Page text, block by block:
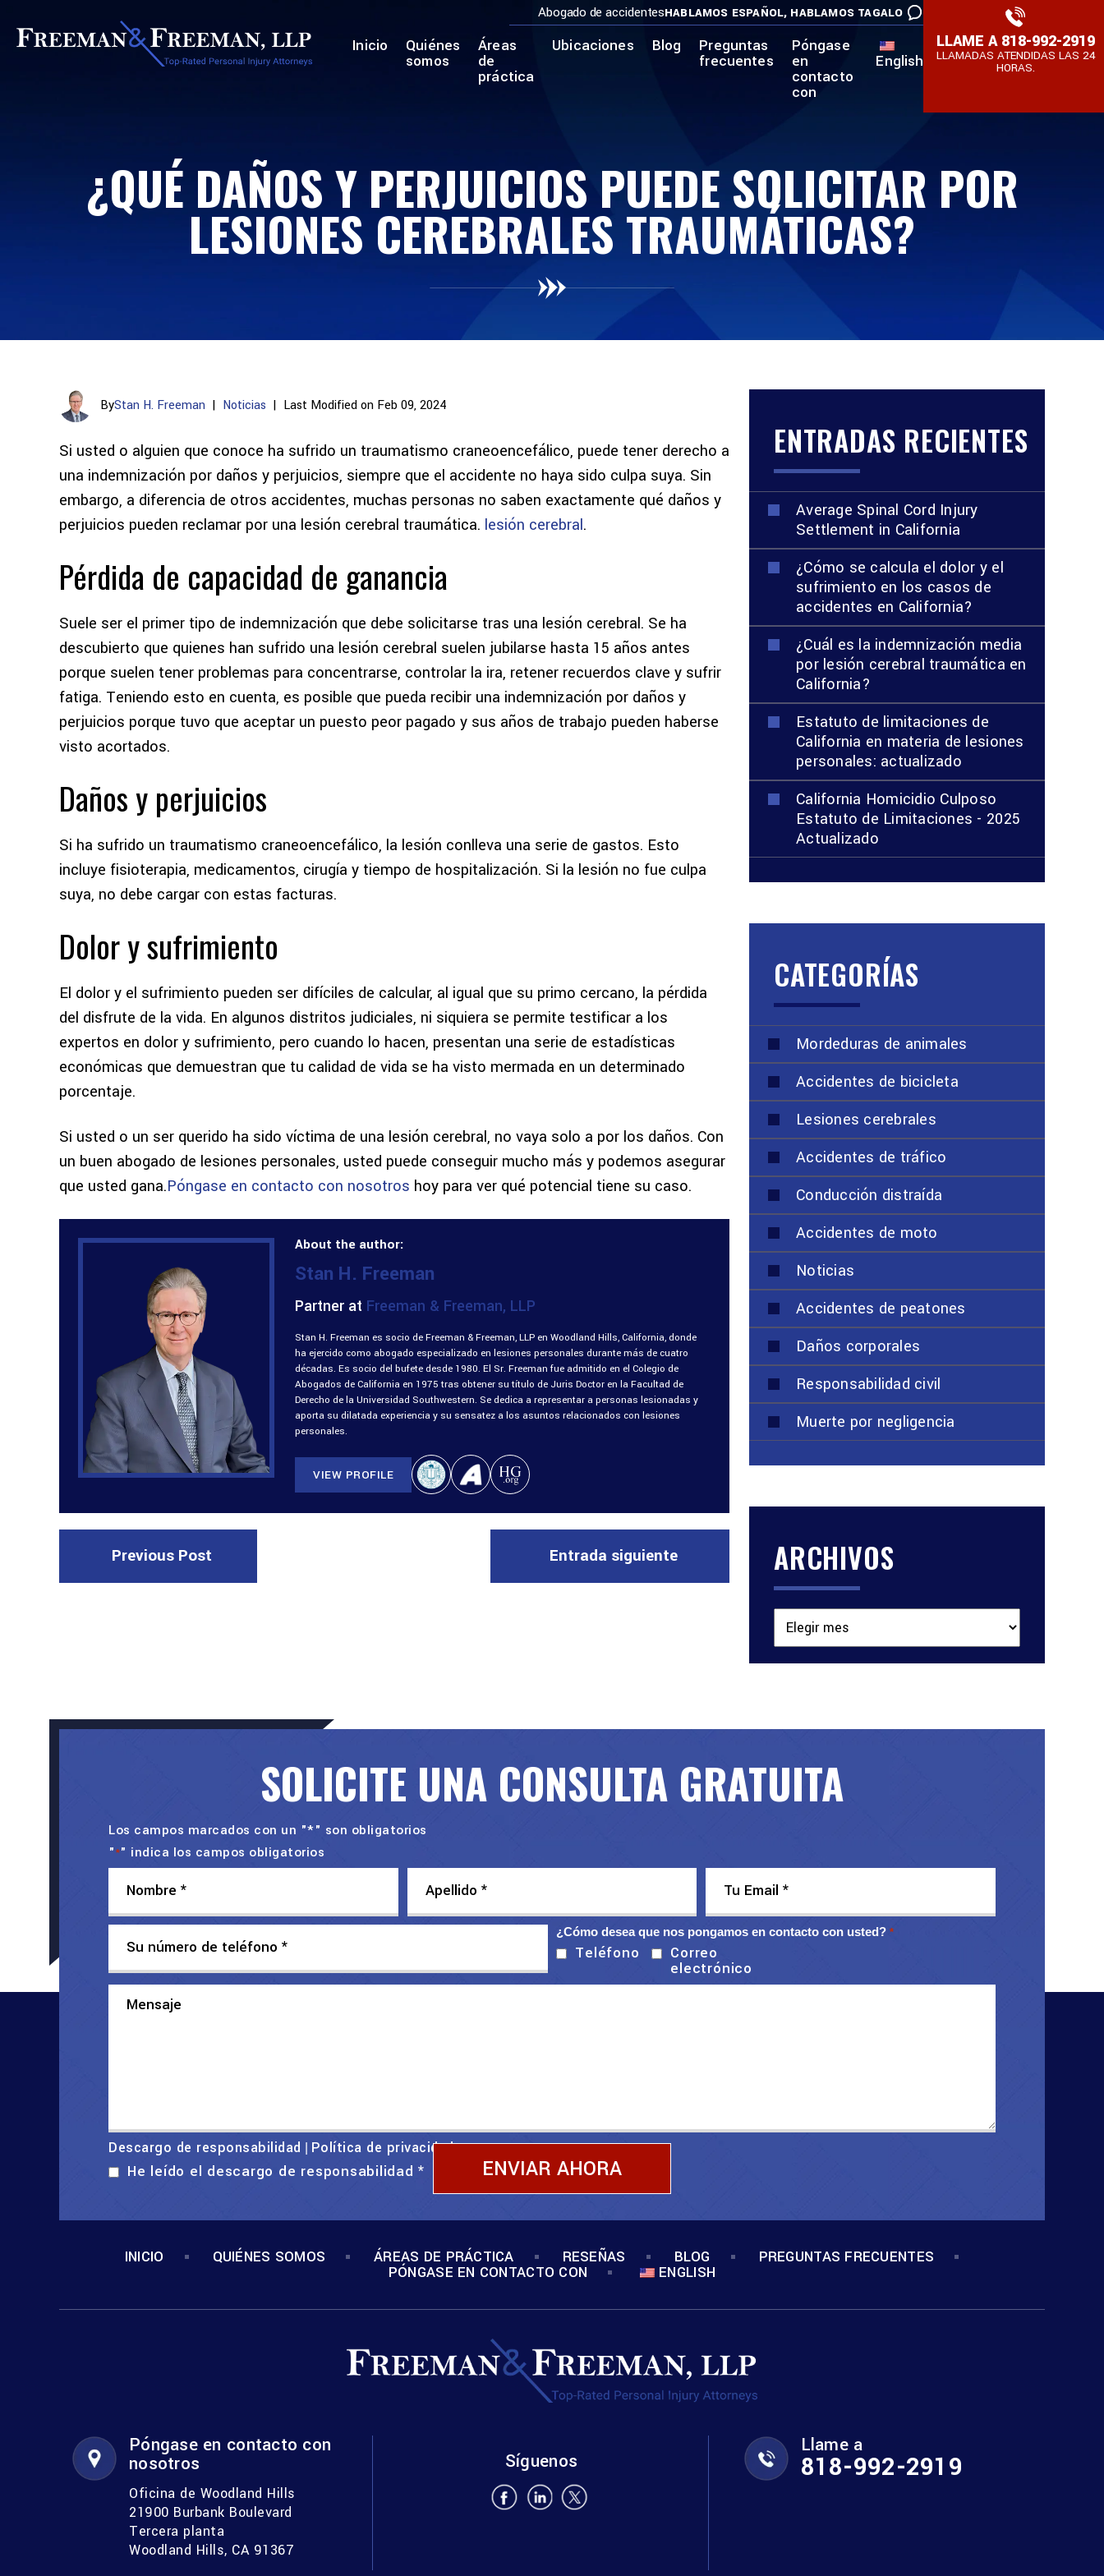
Abogado de accidentesHABLAMOS ESPAÑOL, HABLAMOS TAGALO
Inicio Quiénes
somos
Áreas
de
práctica
Ubicaciones Blog Preguntas
frecuentes
Póngase
en
contacto
con
English
LLAME A818-992-2919
LLAMADAS ATENDIDAS LAS 24
HORAS.
¿QUÉ DAÑOS Y PERJUICIOS PUEDE SOLICITAR POR
LESIONES CEREBRALES TRAUMÁTICAS?
ByStan H. Freeman | Noticias | Last Modified on Feb 09, 2024
Si usted o alguien que conoce ha sufrido un traumatismo craneoencefálico, puede tener derecho a
una indemnización por daños y perjuicios, siempre que el accidente no haya sido culpa suya. Sin
embargo, a diferencia de otros accidentes, muchas personas no saben exactamente qué daños y
perjuicios pueden reclamar por una lesión cerebral traumática. lesión cerebral.
Pérdida de capacidad de ganancia
Suele ser el primer tipo de indemnización que debe solicitarse tras una lesión cerebral. Se ha
descubierto que quienes han sufrido una lesión cerebral suelen jubilarse hasta 15 años antes
porque suelen tener problemas para concentrarse, controlar la ira, retener recuerdos clave y sufrir
fatiga. Teniendo esto en cuenta, es posible que pueda recibir una indemnización por daños y
perjuicios porque tuvo que aceptar un puesto peor pagado y sus años de trabajo pueden haberse
visto acortados.
Daños y perjuicios
Si ha sufrido un traumatismo craneoencefálico, la lesión conlleva una serie de gastos. Esto
incluye fisioterapia, medicamentos, cirugía y tiempo de hospitalización. Si la lesión no fue culpa
suya, no debe cargar con estas facturas.
Dolor y sufrimiento
El dolor y el sufrimiento pueden ser difíciles de calcular, al igual que su primo cercano, la pérdida
del disfrute de la vida. En algunos distritos judiciales, ni siquiera se permite testificar a los
expertos en dolor y sufrimiento, pero cuando lo hacen, presentan una serie de estadísticas
económicas que demuestran que tu calidad de vida se ha visto mermada en un determinado
porcentaje.
Si usted o un ser querido ha sido víctima de una lesión cerebral, no vaya solo a por los daños. Con
un buen abogado de lesiones personales, usted puede conseguir mucho más y podemos asegurar
que usted gana.Póngase en contacto con nosotros hoy para ver qué potencial tiene su caso.
About the author:
Stan H. Freeman
Partner at Freeman & Freeman, LLP
Stan H. Freeman es socio de Freeman & Freeman, LLP en Woodland Hills, California, donde
ha ejercido como abogado especializado en lesiones personales durante más de cuatro
décadas. Es socio del bufete desde 1980. El Sr. Freeman fue admitido en el Colegio de
Abogados de California en 1975 tras obtener su título de Juris Doctor en la Facultad de
Derecho de la Universidad Southwestern. Se dedica a representar a personas lesionadas y
aporta su dilatada experiencia y su sensatez a los asuntos relacionados con lesiones
personales.
VIEW PROFILE
Previous Post Entrada siguiente
ENTRADAS RECIENTES
Average Spinal Cord Injury
Settlement in California
¿Cómo se calcula el dolor y el
sufrimiento en los casos de
accidentes en California?
¿Cuál es la indemnización media
por lesión cerebral traumática en
California?
Estatuto de limitaciones de
California en materia de lesiones
personales: actualizado
California Homicidio Culposo
Estatuto de Limitaciones - 2025
Actualizado
CATEGORÍAS
Mordeduras de animales
Accidentes de bicicleta
Lesiones cerebrales
Accidentes de tráfico
Conducción distraída
Accidentes de moto
Noticias
Accidentes de peatones
Daños corporales
Responsabilidad civil
Muerte por negligencia
ARCHIVOS
SOLICITE UNA CONSULTA GRATUITA
Los campos marcados con un "*" son obligatorios
"*" indica los campos obligatorios
¿Cómo desea que nos pongamos en contacto con usted? *
Teléfono Correo
electrónico
Descargo de responsabilidad Política de privacidad
He leído el descargo de responsabilidad*
INICIO QUIÉNES SOMOS ÁREAS DE PRÁCTICA RESEÑAS BLOG PREGUNTAS FRECUENTES
PÓNGASE EN CONTACTO CON ENGLISH
Póngase en contacto con
nosotros
Oficina de Woodland Hills
21900 Burbank Boulevard
Tercera planta
Woodland Hills, CA 91367
Síguenos
Llame a
818-992-2919